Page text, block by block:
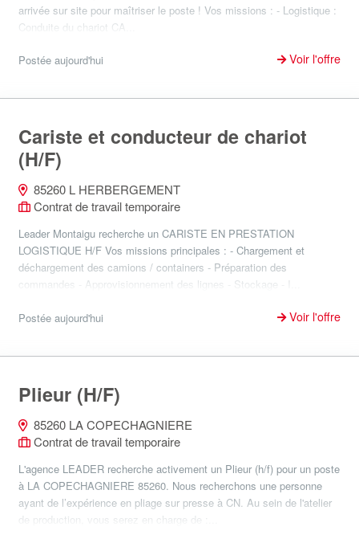
arrivée sur site pour maîtriser le poste ! Vos missions : - Logistique :
Conduite du chariot CA...
Postée aujourd'hui Voir l'offre
Cariste et conducteur de chariot
(H/F)
85260 L HERBERGEMENT
Contrat de travail temporaire
Leader Montaigu recherche un CARISTE EN PRESTATION
LOGISTIQUE H/F Vos missions principales : - Chargement et
déchargement des camions / containers - Préparation des
commandes - Approvisionnement des lignes - Stockage - I...
Postée aujourd'hui Voir l'offre
Plieur (H/F)
85260 LA COPECHAGNIERE
Contrat de travail temporaire
L'agence LEADER recherche activement un Plieur (h/f) pour un poste
à LA COPECHAGNIERE 85260. Nous recherchons une personne
ayant de l’expérience en pliage sur presse à CN. Au sein de l'atelier
de production, vous serez en charge de :...